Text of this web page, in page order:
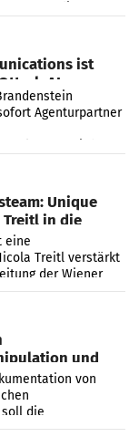
ist
Agenturpartner
Unique
in die
eine
Treitl verstärkt
der Wiener
Josef Kalina und
und
von
die
Manipulation und